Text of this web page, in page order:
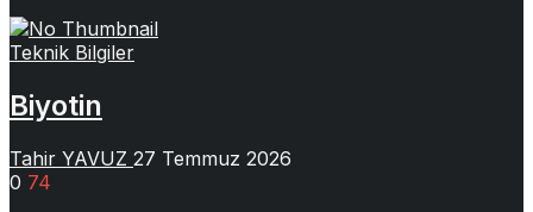
Teknik Bilgiler
Biyotin
Tahir YAVUZ 27 Temmuz 2026
0 74